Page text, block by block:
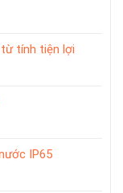
tính tiện lợi
IP65